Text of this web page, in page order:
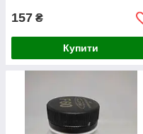
157 ₴
Купити